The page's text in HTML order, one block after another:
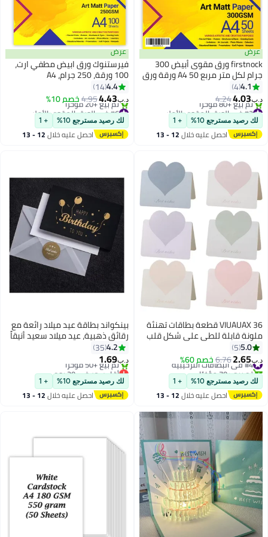
عرض
firstnock ورق مقوى أبيض 300
جرام لكل متر مربع A4 50 ورقة ورق
مقوى فني غير لامع ورق سميك
منشورات، مطبوعات فنية، مواد
مقوى بطاقات بيضاء فارغة
4.1
4
د.ب‏4.03
4.24
#2 في الورق المقوى الأملس
أقل سعر في السنة
تم بيع +80 مؤخرًا
#2 في الورق المقوى الأملس
لك رصيد مسترجع 10% + 1
احصل عليه خلال 12 - 13
عرض
فيرستنوك ورق ابيض مطفي ارت،
100 ورقة، 250 جرام، A4
4.4
14
د.ب‏4.43
4.95خصم 10%
#6 في الورق المقوى الأملس
أقل سعر في السنة
تم بيع +20 مؤخرًا
#6 في الورق المقوى الأملس
لك رصيد مسترجع 10% + 1
احصل عليه خلال 12 - 13
VIUAUAX 36 قطعة بطاقات تهنئة
ملونة قابلة للطي على شكل قلب
حب، بطاقات تهنئة ملونة رومانسية
على شكل قلب فارغة، بطاقة تهنئة
بالزهور، بطاقة تهنئة بالزهور،
بطاقة تهنئة بأعياد الميلاد، بطاقات
شكرًا بطاقات تهنئة بالأعياد لجميع
أنواع بطاقات التهنئة
5.0
5
د.ب‏2.65
6.76خصم 60% #4 في البطاقات الترحيبية
تم بيع +70 مؤخرًا
#4 في البطاقات الترحيبية
لك رصيد مسترجع 10% + 1
احصل عليه خلال 12 - 13
بينكواند بطاقة عيد ميلاد رائعة مع
رقائق ذهبية، عيد ميلاد سعيد أنيقاً
لك مع غلاف وختم، هدية عيد ميلاد
لصديقك، أمي، أبي
4.2
35
د.ب‏1.69
أقل سعر في 30 يوم
باقي 1 وحدات في المخزون
تم بيع +50 مؤخرًا
أقل سعر في 30 يوم
لك رصيد مسترجع 10% + 1
احصل عليه خلال 12 - 13